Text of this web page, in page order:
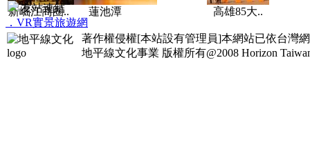
新崛江商圈.. 蓮池潭
高雄85大..
友站連結
．VR實景旅遊網
著作權侵權[本站設有管理員]本網站已依台灣
地平線文化事業 版權所有@2008 Horizon